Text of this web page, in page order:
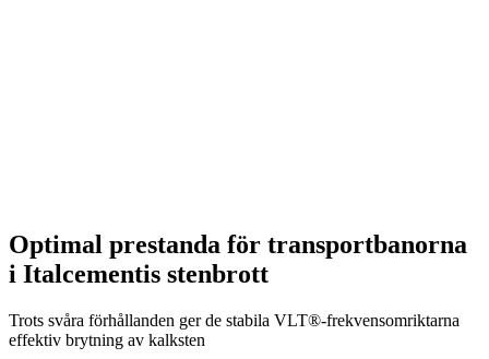
Optimal prestanda för transportbanorna
i Italcementis stenbrott
Trots svåra förhållanden ger de stabila VLT®-frekvensomriktarna
effektiv brytning av kalksten